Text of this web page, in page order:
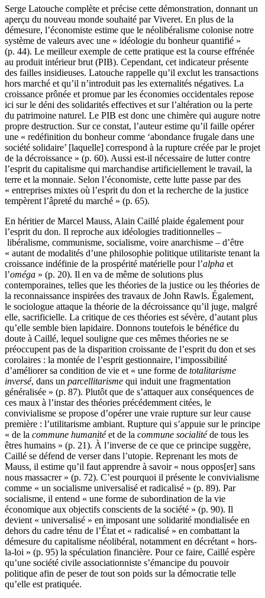
Serge Latouche complète et précise cette démonstration, donnant un
aperçu du nouveau monde souhaité par Viveret. En plus de la
démesure, l’économiste estime que le néolibéralisme colonise notre
système de valeurs avec une « idéologie du bonheur quantifié »
(p. 44). Le meilleur exemple de cette pratique est la course effrénée
au produit intérieur brut (PIB). Cependant, cet indicateur présente
des failles insidieuses. Latouche rappelle qu’il exclut les transactions
hors marché et qu’il n’introduit pas les externalités négatives. La
croissance prônée et promue par les économies occidentales repose
ici sur le déni des solidarités effectives et sur l’altération ou la perte
du patrimoine naturel. Le PIB est donc une chimère qui augure notre
propre destruction. Sur ce constat, l’auteur estime qu’il faille opérer
une « redéfinition du bonheur comme ‘abondance frugale dans une
société solidaire’ [laquelle] correspond à la rupture créée par le projet
de la décroissance » (p. 60). Aussi est-il nécessaire de lutter contre
l’esprit du capitalisme qui marchandise artificiellement le travail, la
terre et la monnaie. Selon l’économiste, cette lutte passe par des
« entreprises mixtes où l’esprit du don et la recherche de la justice
tempèrent l’âpreté du marché » (p. 65).
En héritier de Marcel Mauss, Alain Caillé plaide également pour
l’esprit du don. Il reproche aux idéologies traditionnelles –
libéralisme, communisme, socialisme, voire anarchisme – d’être
« autant de modalités d’une philosophie politique utilitariste tenant la
croissance indéfinie de la prospérité matérielle pour l’alpha et
l’oméga » (p. 20). Il en va de même de solutions plus
contemporaines, telles que les théories de la justice ou les théories de
la reconnaissance inspirées des travaux de John Rawls. Également,
le sociologue attaque la théorie de la décroissance qu’il juge, malgré
elle, sacrificielle. La critique de ces théories est sévère, d’autant plus
qu’elle semble bien lapidaire. Donnons toutefois le bénéfice du
doute à Caillé, lequel souligne que ces mêmes théories ne se
préoccupent pas de la disparition croissante de l’esprit du don et ses
corolaires : la montée de l’esprit gestionnaire, l’impossibilité
d’améliorer sa condition de vie et « une forme de totalitarisme
inversé, dans un parcellitarisme qui induit une fragmentation
généralisée » (p. 87). Plutôt que de s’attaquer aux conséquences de
ces maux à l’instar des théories précédemment citées, le
convivialisme se propose d’opérer une vraie rupture sur leur cause
première : l’utilitarisme ambiant. Rupture qui s’appuie sur le principe
« de la commune humanitéet de la commune socialitéde tous les
êtres humains » (p. 21). À l’inverse de ce que ce principe suggère,
Caillé se défend de verser dans l’utopie. Reprenant les mots de
Mauss, il estime qu’il faut apprendre à savoir « nous oppos[er] sans
nous massacrer » (p. 72). C’est pourquoi il présente le convivialisme
comme « un socialisme universalisé et radicalisé » (p. 89). Par
socialisme, il entend « une forme de subordination de la vie
économique aux objectifs conscients de la société » (p. 90). Il
devient « universalisé » en imposant une solidarité mondialisée en
dehors du cadre ténu de l’État et « radicalisé » en combattant la
démesure du capitalisme néolibéral, notamment en décrétant « hors-
la-loi » (p. 95) la spéculation financière. Pour ce faire, Caillé espère
qu’une société civile associationniste s’émancipe du pouvoir
politique afin de peser de tout son poids sur la démocratie telle
qu’elle est pratiquée.